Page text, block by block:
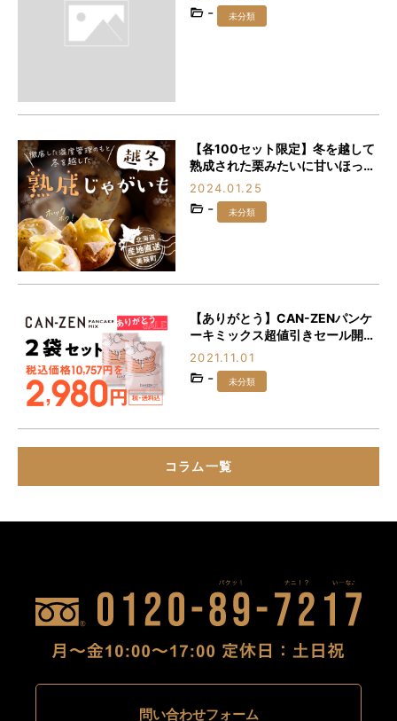
- 未分類
【各100セット限定】冬を越して
熟成された栗みたいに甘いほっく
ほくの「越冬熟成じゃがいも」を
食べなきゃ損♪
2024.01.25
- 未分類
【ありがとう】CAN-ZENパンケ
ーキミックス超値引きセール開
催！！！
2021.11.01
- 未分類
コラム一覧
問い合わせフォーム